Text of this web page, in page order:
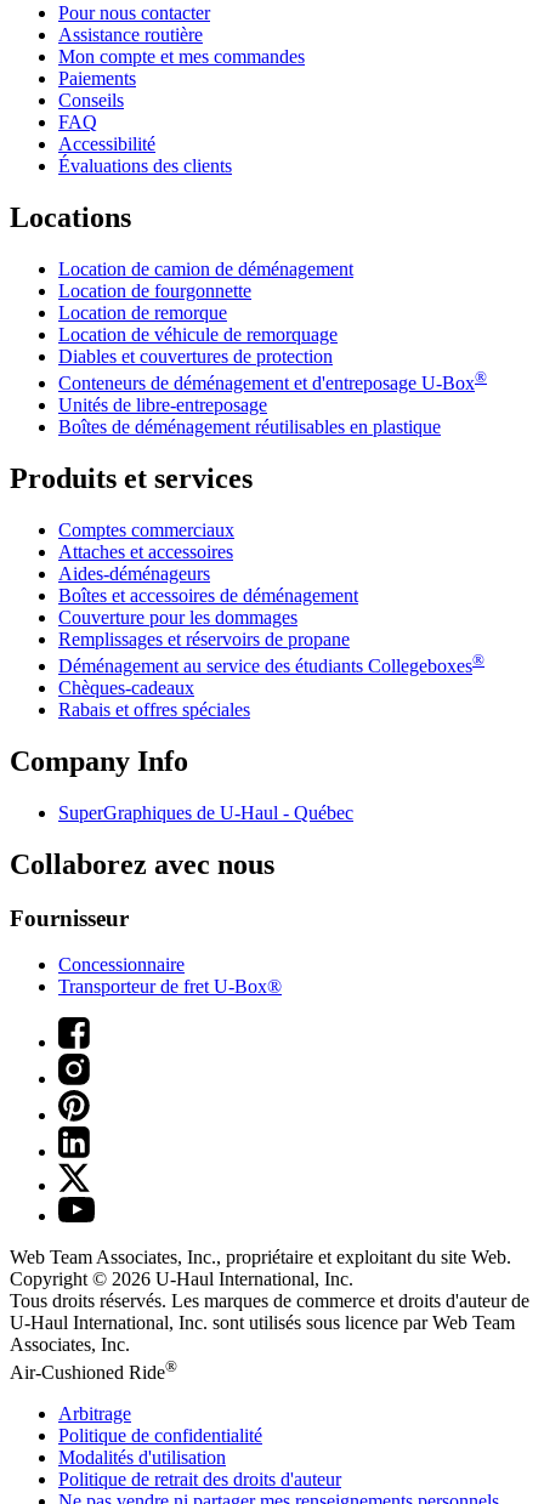
Pour nous contacter
Assistance routière
Mon compte et mes commandes
Paiements
Conseils
FAQ
Accessibilité
Évaluations des clients
Locations
Location de camion de déménagement
Location de fourgonnette
Location de remorque
Location de véhicule de remorquage
Diables et couvertures de protection
Conteneurs de déménagement et d'entreposage U-Box®
Unités de libre-entreposage
Boîtes de déménagement réutilisables en plastique
Produits et services
Comptes commerciaux
Attaches et accessoires
Aides-déménageurs
Boîtes et accessoires de déménagement
Couverture pour les dommages
Remplissages et réservoirs de propane
Déménagement au service des étudiants Collegeboxes®
Chèques-cadeaux
Rabais et offres spéciales
Company Info
SuperGraphiques de U-Haul - Québec
Collaborez avec nous
Fournisseur
Concessionnaire
Transporteur de fret U-Box®
Web Team Associates, Inc., propriétaire et exploitant du site Web.
Copyright © 2026 U-Haul International, Inc.
Tous droits réservés. Les marques de commerce et droits d'auteur de
U-Haul International, Inc. sont utilisés sous licence par Web Team
Associates, Inc.
Air-Cushioned Ride®
Arbitrage
Politique de confidentialité
Modalités d'utilisation
Politique de retrait des droits d'auteur